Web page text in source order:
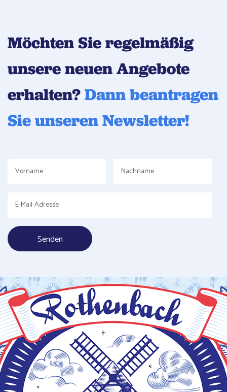
Möchten Sie regelmäßig
unsere neuen Angebote
erhalten? Dann beantragen
Sie unseren Newsletter!